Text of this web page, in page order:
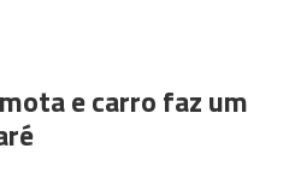
e carro faz um